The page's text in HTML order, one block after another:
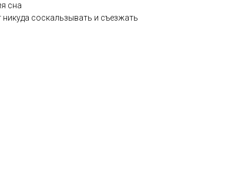
сна
соскальзывать и съезжать